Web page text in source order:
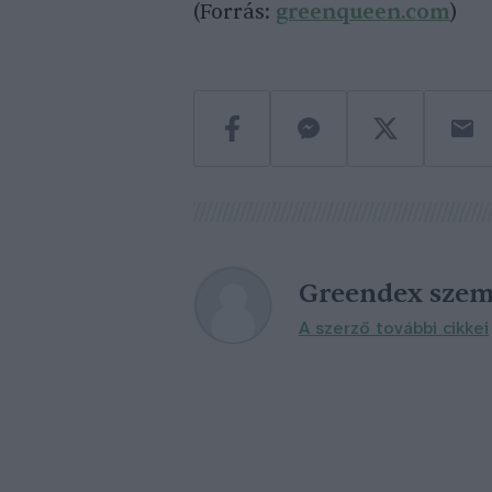
(Forrás: greenqueen.com)
Greendex
A szerző további cikkei